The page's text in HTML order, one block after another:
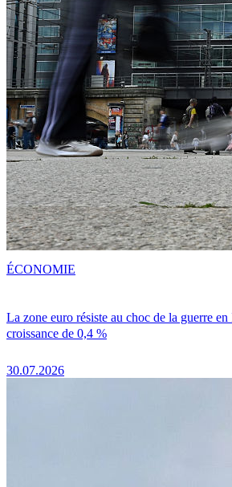
La zone euro résiste au choc de la guerre
croissance de 0,4 %
30.07.2026
ÉCONOMIE